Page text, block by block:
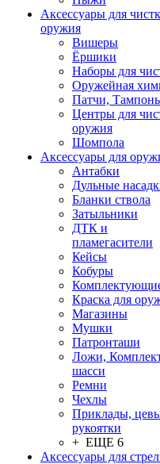
Аксессуары для
оружия
Вишеры
Ёршики
Наборы для
Оружейная
Патчи,
Центры для
оружия
Шомпола
Аксессуары для
Антабки
Дульные
Бланки ствола
Затыльники
ДТК и
пламегасители
Кейсы
Кобуры
Краска для
Магазины
Мушки
Патронташи
Ложи,
шасси
Ремни
Чехлы
Приклады,
рукоятки
+ ЕЩЕ 6
Аксессуары для